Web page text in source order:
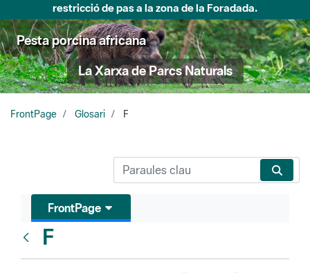
restricció de pas a la zona de la Foradada.
Pesta porcina africana
La Xarxa de Parcs Naturals
FrontPage Glosari F
FrontPage
F